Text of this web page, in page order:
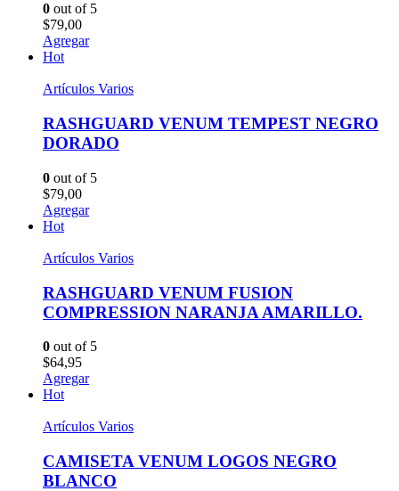
0 out of 5
$79,00
Agregar
Hot
Artículos Varios
RASHGUARD VENUM TEMPEST NEGRO
DORADO
0 out of 5
$79,00
Agregar
Hot
Artículos Varios
RASHGUARD VENUM FUSION
COMPRESSION NARANJA AMARILLO.
0 out of 5
$64,95
Agregar
Hot
Artículos Varios
CAMISETA VENUM LOGOS NEGRO
BLANCO